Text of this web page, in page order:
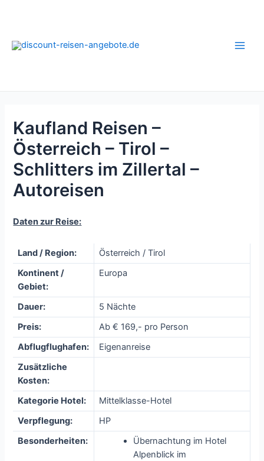
Kaufland Reisen –
Österreich – Tirol –
Schlitters im Zillertal –
Autoreisen
Daten zur Reise:
Land / Region:
Österreich / Tirol
Kontinent /
Gebiet:
Europa
Dauer:
5 Nächte
Preis:
Ab € 169,- pro Person
Abflugflughafen:
Eigenanreise
Zusätzliche
Kosten:
Kategorie Hotel:
Mittelklasse-Hotel
Verpflegung:
HP
Besonderheiten:
Übernachtung im Hotel
Alpenblick im